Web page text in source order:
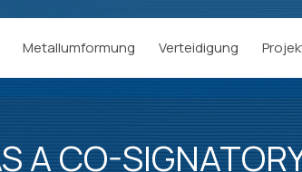
Metallumformung Verteidigung
A CO-